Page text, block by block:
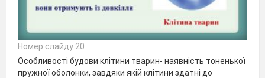
Номер слайду 20
Особливості будови клітини тварин- наявність тоненької
пружної оболонки, завдяки якій клітини здатні до